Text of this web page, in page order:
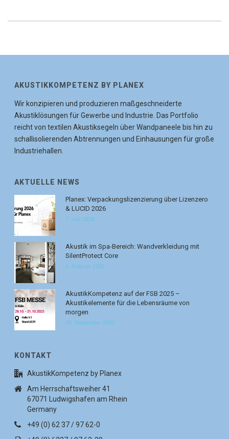
AKUSTIKKOMPETENZ BY PLANEX
Wir konzipieren und produzieren maßgeschneiderte
Akustiklösungen für Gewerbe und Industrie. Das Portfolio
reicht von textilen Akustiksegeln über Wandpaneele bis hin zu
schallisolierenden Abtrennungen und Einhausungen für große
Industriehallen.
AKTUELLE NEWS
Planex: Verpackungslizenzierung über Lizenzero
& LUCID 2026
7. Juli 2026
Akustik im Spa-Bereich: Wandverkleidung mit
SilentProtect Core
6. Februar 2026
AkustikKompetenz auf der FSB 2025 –
Akustikelemente für die Lebensräume von
morgen
30. September 2025
KONTAKT
AkustikKompetenz by Planex
Am Herrschaftsweiher 41
67071 Ludwigshafen am Rhein
Germany
+49 (0) 62 37 / 97 62-0